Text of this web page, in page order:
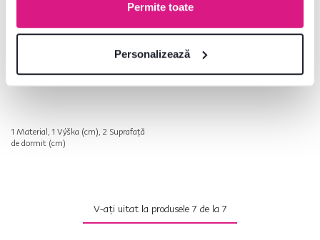
Permite toate
Personalizează
Pat 140, alb extra luciu ridicat
HG/stejar sonoma truflu închis,
1.639 lei
1 Material, 1 Výška (cm), 2 Suprafață
de dormit (cm)
V-ați uitat la produsele 7 de la 7